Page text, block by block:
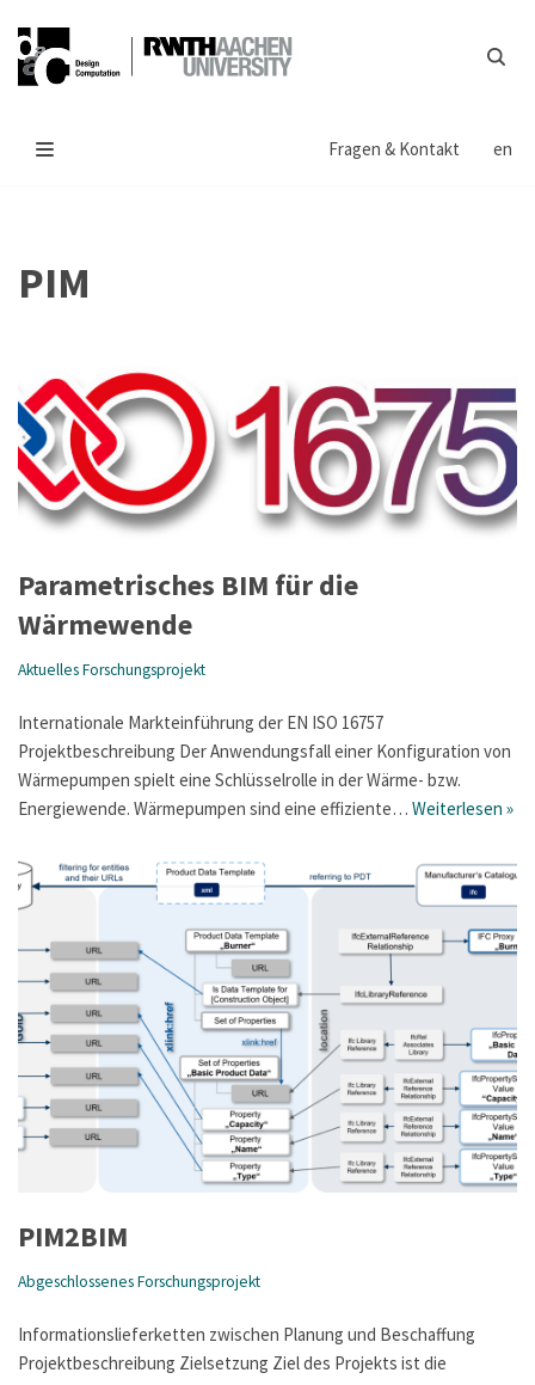
Zum
Inhalt
Fragen & Kontakt
en
PIM
Parametrisches BIM für die
Wärmewende
Aktuelles Forschungsprojekt
Internationale Markteinführung der EN ISO 16757
Projektbeschreibung Der Anwendungsfall einer Konfiguration von
Wärmepumpen spielt eine Schlüsselrolle in der Wärme- bzw.
Energiewende. Wärmepumpen sind eine effiziente… Weiterlesen »
PIM2BIM
Abgeschlossenes Forschungsprojekt
Informationslieferketten zwischen Planung und Beschaffung
Projektbeschreibung Zielsetzung Ziel des Projekts ist die